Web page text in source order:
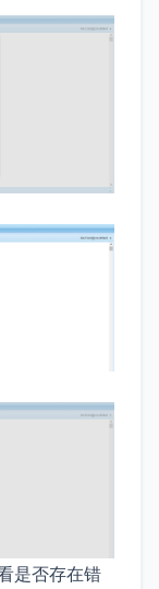
是否存在错